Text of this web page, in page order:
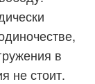
в
не стоит.